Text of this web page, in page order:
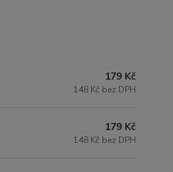
179 Kč
148 Kč bez DPH
179 Kč
148 Kč bez DPH